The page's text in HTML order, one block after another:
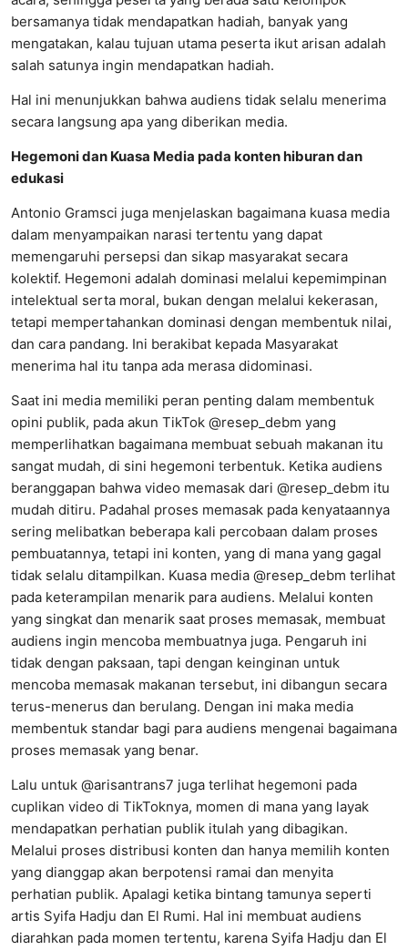
bersamanya tidak mendapatkan hadiah, banyak yang
mengatakan, kalau tujuan utama peserta ikut arisan adalah
salah satunya ingin mendapatkan hadiah.
Hal ini menunjukkan bahwa audiens tidak selalu menerima
secara langsung apa yang diberikan media.
Hegemoni dan Kuasa Media pada konten hiburan dan
edukasi
Antonio Gramsci juga menjelaskan bagaimana kuasa media
dalam menyampaikan narasi tertentu yang dapat
memengaruhi persepsi dan sikap masyarakat secara
kolektif. Hegemoni adalah dominasi melalui kepemimpinan
intelektual serta moral, bukan dengan melalui kekerasan,
tetapi mempertahankan dominasi dengan membentuk nilai,
dan cara pandang. Ini berakibat kepada Masyarakat
menerima hal itu tanpa ada merasa didominasi.
Saat ini media memiliki peran penting dalam membentuk
opini publik, pada akun TikTok @resep_debm yang
memperlihatkan bagaimana membuat sebuah makanan itu
sangat mudah, di sini hegemoni terbentuk. Ketika audiens
beranggapan bahwa video memasak dari @resep_debm itu
mudah ditiru. Padahal proses memasak pada kenyataannya
sering melibatkan beberapa kali percobaan dalam proses
pembuatannya, tetapi ini konten, yang di mana yang gagal
tidak selalu ditampilkan. Kuasa media @resep_debm terlihat
pada keterampilan menarik para audiens. Melalui konten
yang singkat dan menarik saat proses memasak, membuat
audiens ingin mencoba membuatnya juga. Pengaruh ini
tidak dengan paksaan, tapi dengan keinginan untuk
mencoba memasak makanan tersebut, ini dibangun secara
terus-menerus dan berulang. Dengan ini maka media
membentuk standar bagi para audiens mengenai bagaimana
proses memasak yang benar.
Lalu untuk @arisantrans7 juga terlihat hegemoni pada
cuplikan video di TikToknya, momen di mana yang layak
mendapatkan perhatian publik itulah yang dibagikan.
Melalui proses distribusi konten dan hanya memilih konten
yang dianggap akan berpotensi ramai dan menyita
perhatian publik. Apalagi ketika bintang tamunya seperti
artis Syifa Hadju dan El Rumi. Hal ini membuat audiens
diarahkan pada momen tertentu, karena Syifa Hadju dan El